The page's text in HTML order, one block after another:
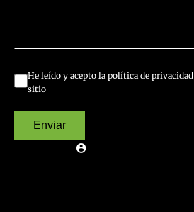
He leído y acepto la política de privacidad
sitio
Enviar